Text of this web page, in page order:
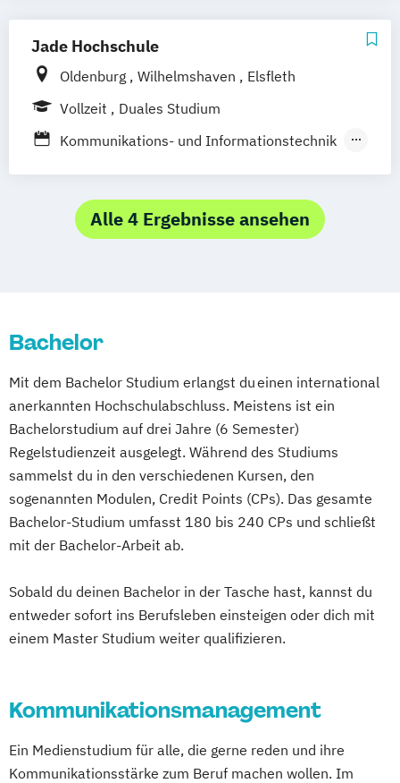
Ludwigshafen/Diez München Nürnberg
Online-Fernstudium
Stuttgart
Köln
Schwarzheide/Oberspreewald-Lausitz bei
Dresden
Jade Hochschule
Oldenburg Wilhelmshaven
Elsfleth
Vollzeit
Duales Studium
Kommunikations- und Informationstechnik
Alle 4 Ergebnisse ansehen
Bachelor
Mit dem Bachelor Studium erlangst du einen international
anerkannten Hochschulabschluss. Meistens ist ein
Bachelorstudium auf drei Jahre (6 Semester)
Regelstudienzeit ausgelegt. Während des Studiums
sammelst du in den verschiedenen Kursen, den
sogenannten Modulen, Credit Points (CPs). Das gesamte
Bachelor-Studium umfasst 180 bis 240 CPs und schließt
mit der Bachelor-Arbeit ab.
Sobald du deinen Bachelor in der Tasche hast, kannst du
entweder sofort ins Berufsleben einsteigen oder dich mit
einem Master Studium weiter qualifizieren.
Kommunikationsmanagement
Ein Medienstudium für alle, die gerne reden und ihre
Kommunikationsstärke zum Beruf machen wollen. Im